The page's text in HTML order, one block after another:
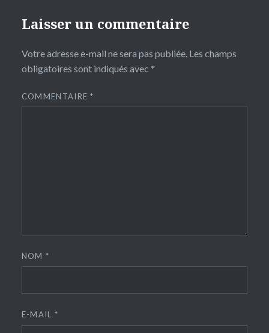
Laisser un commentaire
Votre adresse e-mail ne sera pas publiée. Les champs
obligatoires sont indiqués avec *
COMMENTAIRE*
NOM*
E-MAIL *